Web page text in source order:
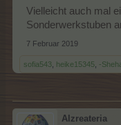
Vielleicht auch mal
Sonderwerkstuben
7 Februar 2019
sofia543 heike15345 -
Alzreateria